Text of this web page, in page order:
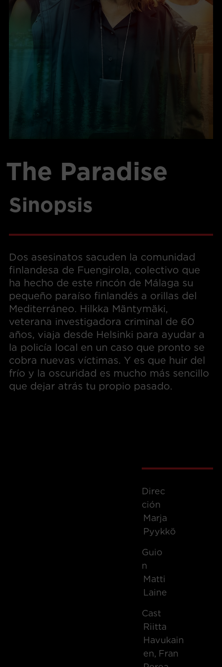
The Paradise
Sinopsis
Dos asesinatos sacuden la comunidad
finlandesa de Fuengirola, colectivo que
ha hecho de este rincón de Málaga su
pequeño paraíso finlandés a orillas del
Mediterráneo. Hilkka Mäntymäki,
veterana investigadora criminal de 60
años, viaja desde Helsinki para ayudar a
la policía local en un caso que pronto se
cobra nuevas víctimas. Y es que huir del
frío y la oscuridad es mucho más sencillo
que dejar atrás tu propio pasado.
Direc
Ción
Marja
Pyykkö
Guio
N
Matti
Laine
Cast
Riitta
Havukain
En, Fran